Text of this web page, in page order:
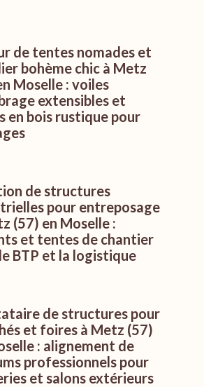
de tentes nomades et
bohème chic à Metz
Moselle : voiles
extensibles et
en bois rustique pour
de structures
pour entreposage
(57) en Moselle :
et tentes de chantier
BTP et la logistique
de structures pour
et foires à Metz (57)
: alignement de
professionnels pour
et salons extérieurs